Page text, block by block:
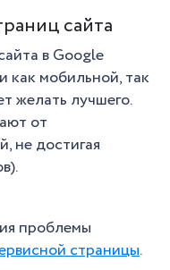
сайта
в Google
как мобильной, так
желать лучшего.
от
не достигая
проблемы
страницы.